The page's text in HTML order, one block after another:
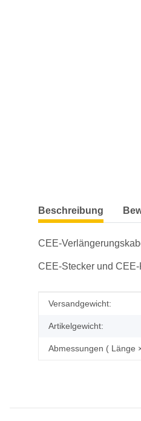
weitere Registerkarten
Beschreibung
CEE-
CEE-Stecker und
Produkteigenschaft
Wert
Versandgewicht:
Artikelgewicht:
Abmessungen ( Länge